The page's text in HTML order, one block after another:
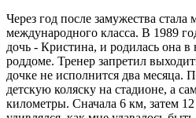
Через год после замужества стала
международного класса. В 1989
дочь - Кристина, и родилась она
роддоме. Тренер запретил
дочке не исполнится два месяца.
детскую коляску на стадионе, а
километры. Сначала 6 км, затем